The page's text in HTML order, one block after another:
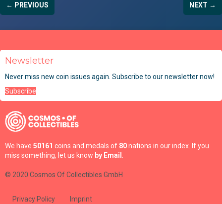
← PREVIOUS NEXT →
Newsletter
Never miss new coin issues again. Subscribe to our newsletter now!
Subscribe
We have 50161 coins and medals of 80nations in our index. If you
miss something, let us know by Email
© 2020 Cosmos Of Collectibles GmbH
Privacy Policy Imprint